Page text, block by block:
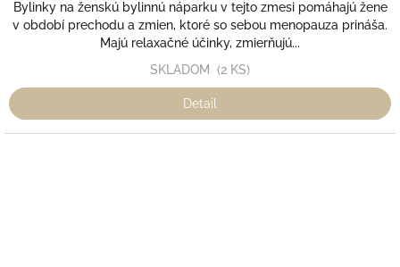
Bylinky na ženskú bylinnú náparku v tejto zmesi pomáhajú žene
v období prechodu a zmien, ktoré so sebou menopauza prináša.
Majú relaxačné účinky, zmierňujú...
SKLADOM (2 KS)
Detail